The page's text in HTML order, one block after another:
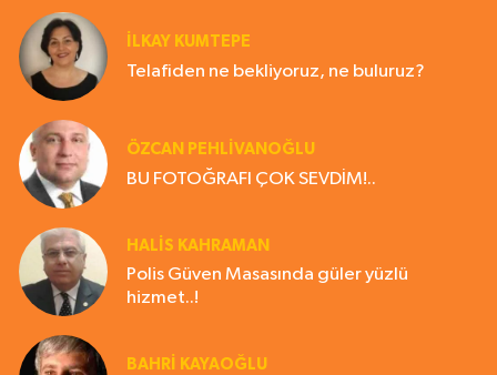
İLKAY KUMTEPE
Telafiden ne bekliyoruz, ne buluruz?
ÖZCAN PEHLİVANOĞLU
BU FOTOĞRAFI ÇOK SEVDİM!..
HALIS KAHRAMAN
Polis Güven Masasında güler yüzlü
hizmet..!
BAHRI KAYAOĞLU